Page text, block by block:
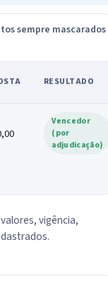
sempre mascarados
RESULTADO
Vencedor
(por
adjudicação)
vigência,